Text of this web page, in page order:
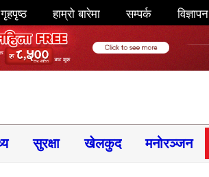
गृहपृष्ठ हाम्रो बारेमा सम्पर्क विज्ञापन
सुरक्षा खेलकुद मनोरञ्जन